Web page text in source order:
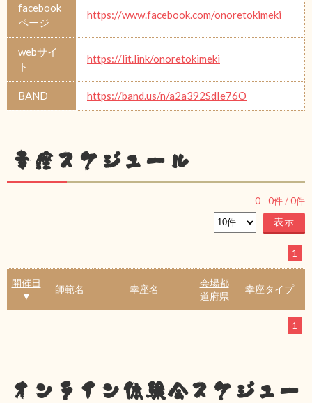
facebook
ページ
https://www.facebook.com/onoretokimeki
webサイ
ト
https://lit.link/onoretokimeki
BAND https://band.us/n/a2a392SdIe76O
幸座スケジュール
0 - 0件 /0件
1
開催日
▼
師範名 幸座名
会場都
道府県
幸座タイプ
1
オンライン体験会スケジュー